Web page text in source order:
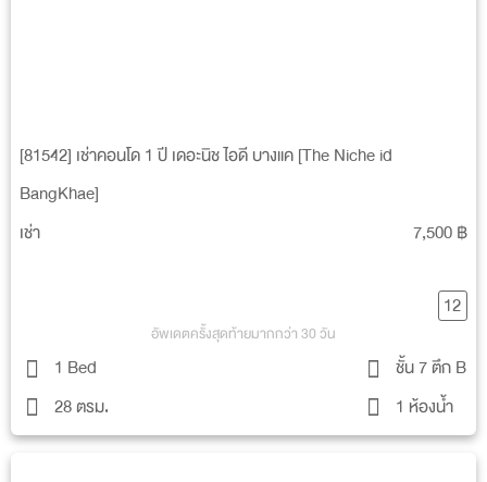
[81542] เช่าคอนโด 1 ปี เดอะนิช ไอดี บางแค [The Niche id
BangKhae]
เช่า
7,500 ฿
12
อัพเดตครั้งสุดท้ายมากกว่า 30 วัน
1 Bed
28 ตรม.
ชั้น 7 ตึก B
1 ห้องน้ำ